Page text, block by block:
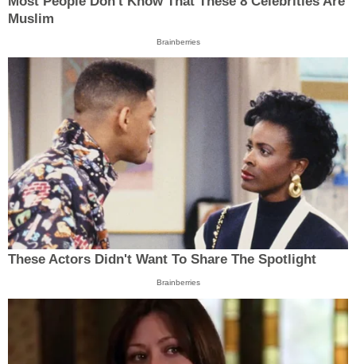
Muslim
Brainberries
These Actors Didn't Want To Share The Spotlight
Brainberries